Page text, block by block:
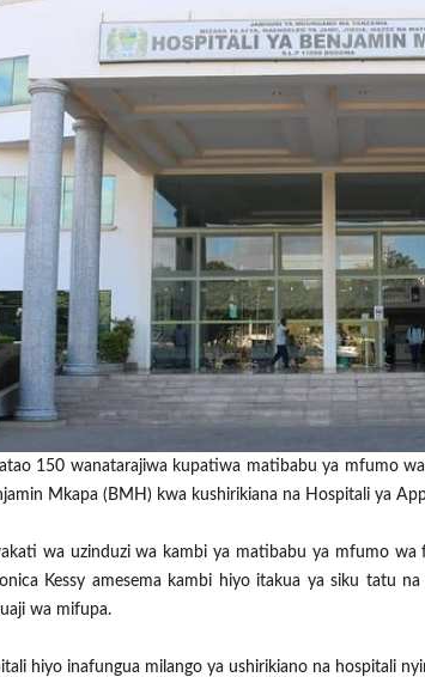
150 wanatarajiwa kupatiwa matibabu ya mfumo
Mkapa (BMH) kwa kushirikiana na Hospitali ya
wa uzinduzi wa kambi ya matibabu ya mfumo
Kessy amesema kambi hiyo itakua ya siku tatu
wa mifupa.
hiyo inafungua milango ya ushirikiano na hospitali